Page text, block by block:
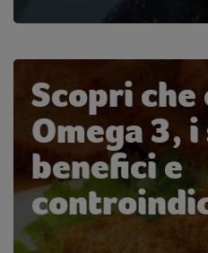
Scopri che
Omega 3,
benefici e